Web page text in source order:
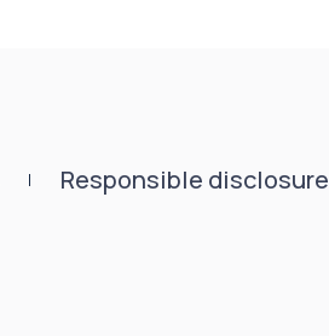
Responsible disclosure